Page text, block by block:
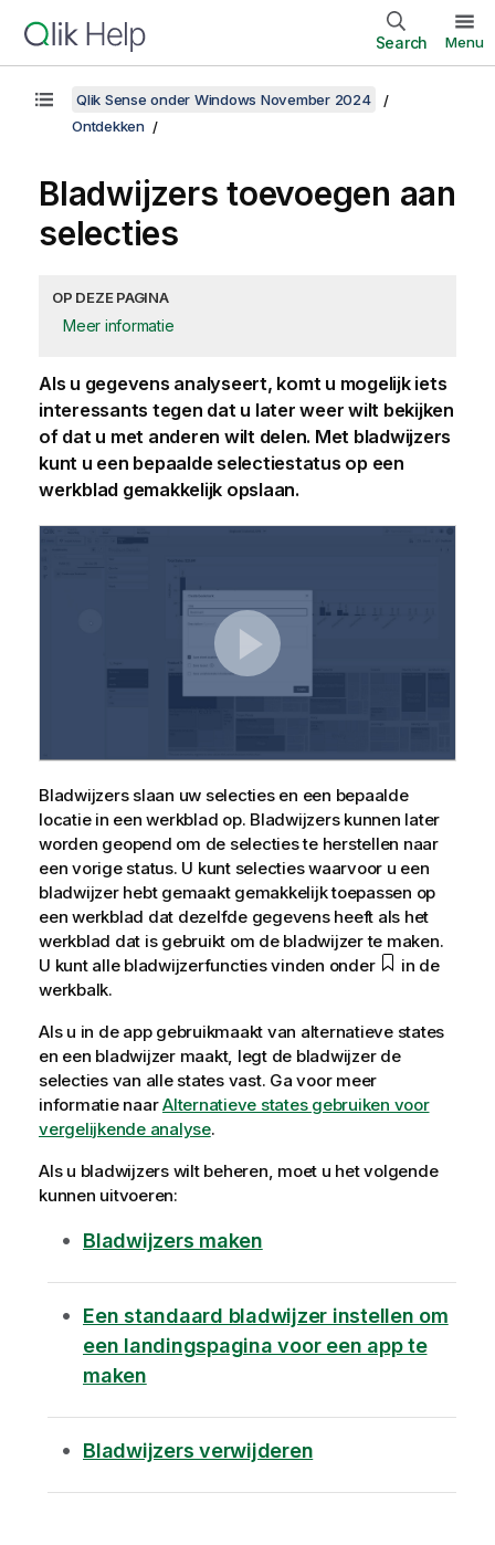
Search Menu
Qlik Sense onder Windows November 2024
Ontdekken
Bladwijzers toevoegen aan
selecties
OP DEZE PAGINA
Meer informatie
Als u gegevens analyseert, komt u mogelijk iets
interessants tegen dat u later weer wilt bekijken
of dat u met anderen wilt delen. Met bladwijzers
kunt u een bepaalde selectiestatus op een
werkblad gemakkelijk opslaan.
Bladwijzers slaan uw selecties en een bepaalde
locatie in een werkblad op. Bladwijzers kunnen later
worden geopend om de selecties te herstellen naar
een vorige status. U kunt selecties waarvoor u een
bladwijzer hebt gemaakt gemakkelijk toepassen op
een werkblad dat dezelfde gegevens heeft als het
werkblad dat is gebruikt om de bladwijzer te maken.
U kunt alle bladwijzerfuncties vinden onder
in de
werkbalk.
Als u in de app gebruikmaakt van alternatieve states
en een bladwijzer maakt, legt de bladwijzer de
selecties van alle states vast. Ga voor meer
informatie naarAlternatieve states gebruiken voor
vergelijkende analyse.
Als u bladwijzers wilt beheren, moet u het volgende
kunnen uitvoeren:
Bladwijzers maken
Een standaard bladwijzer instellen om
een landingspagina voor een app te
maken
Bladwijzers verwijderen